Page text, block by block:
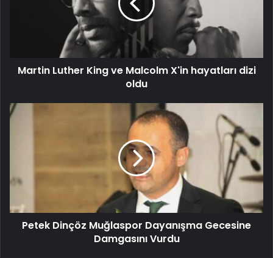
Martin Luther King ve Malcolm X'in hayatları dizi
oldu
Petek Dinçöz Muğlaspor Dayanışma Gecesine
Damgasını Vurdu